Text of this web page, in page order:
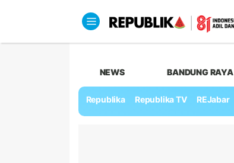
NEWS BANDUNG RAYA
Republika Republika TV REJabar